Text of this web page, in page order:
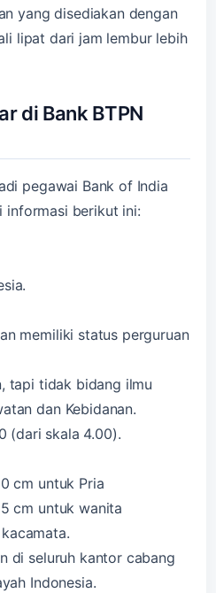
yang disediakan dengan
lipat dari jam lembur lebih
di Bank BTPN
pegawai Bank of India
informasi berikut ini:
memiliki status perguruan
tapi tidak bidang ilmu
dan Kebidanan.
(dari skala 4.00).
cm untuk Pria
cm untuk wanita
di seluruh kantor cabang
Indonesia.